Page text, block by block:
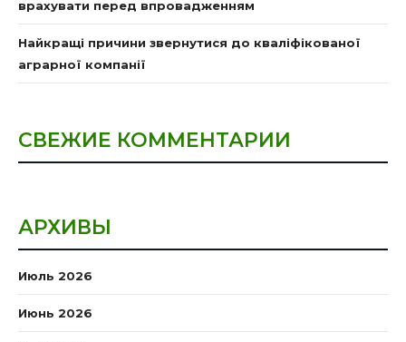
врахувати перед впровадженням
Найкращі причини звернутися до кваліфікованої
аграрної компанії
СВЕЖИЕ КОММЕНТАРИИ
АРХИВЫ
Июль 2026
Июнь 2026